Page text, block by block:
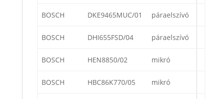
BOSCH DKE9465MUC/01 páraelszívó
BOSCH DHI655FSD/04 páraelszívó
BOSCH HEN8850/02 mikró
BOSCH HBC86K770/05 mikró